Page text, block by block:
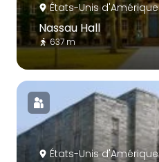
États-Unis d'Amérique
Nassau Hall
637 m
États-Unis d'Amérique